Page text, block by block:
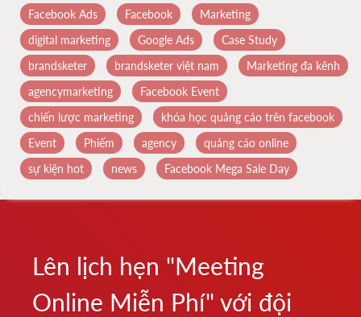
Facebook Ads Facebook
Marketing
digital marketing
Google Ads
Case Study
brandsketer
brandsketer việt nam
Marketing đa kênh
agencymarketing
Facebook Event
chiến lược marketing
khóa học quảng cáo trên facebook
Event
Phiếm agency
quảng cáo online
sự kiện hot
news Facebook Mega Sale Day
Lên lịch hẹn "Meeting
Online Miễn Phí" với đội